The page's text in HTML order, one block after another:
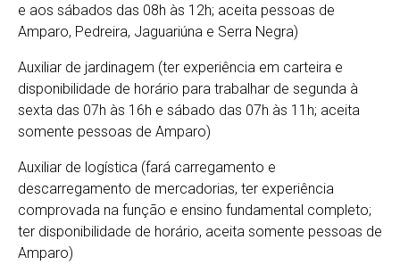
e aos sábados das 08h às 12h; aceita pessoas de
Amparo, Pedreira, Jaguariúna e Serra Negra)
Auxiliar de jardinagem (ter experiência em carteira e
disponibilidade de horário para trabalhar de segunda à
sexta das 07h às 16h e sábado das 07h às 11h; aceita
somente pessoas de Amparo)
Auxiliar de logística (fará carregamento e
descarregamento de mercadorias, ter experiência
comprovada na função e ensino fundamental completo;
ter disponibilidade de horário, aceita somente pessoas de
Amparo)